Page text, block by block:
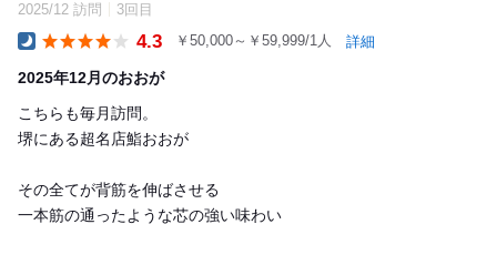
2025/12 訪問 3回目
4.3 ￥50,000～￥59,999/1人 詳細
2025年12月のおおが
こちらも毎月訪問。
堺にある超名店鮨おおが
その全てが背筋を伸ばさせる
一本筋の通ったような芯の強い味わい